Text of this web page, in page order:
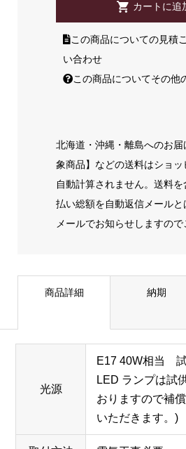
この商品についての見積
い合わせ
この商品についてその他
北海道・沖縄・離島へのお
象商品】などの送料はショ
自動計算されません。送料
払い総額を自動返信メールと
メールでお知らせしますので
商品詳細 納期
光源
E17 40W相当
LED ランプは試
おりますので補
いただきます。)